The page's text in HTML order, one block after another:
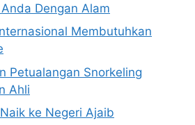
Dengan Alam
Membutuhkan
Petualangan Snorkeling
Ahli
ke Negeri Ajaib